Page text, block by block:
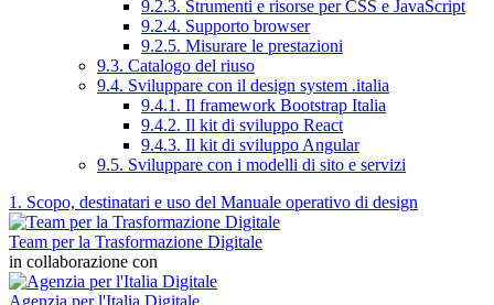
9.2.3. Strumenti e risorse per CSS e JavaScript
9.2.4. Supporto browser
9.2.5. Misurare le prestazioni
9.3. Catalogo del riuso
9.4. Sviluppare con il design system .italia
9.4.1. Il framework Bootstrap Italia
9.4.2. Il kit di sviluppo React
9.4.3. Il kit di sviluppo Angular
9.5. Sviluppare con i modelli di sito e servizi
1. Scopo, destinatari e uso del Manuale operativo di design
Team per la Trasformazione Digitale
in collaborazione con
Agenzia per l'Italia Digitale